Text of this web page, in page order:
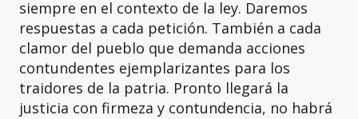
siempre en el contexto de la ley. Daremos
respuestas a cada petición. También a cada
clamor del pueblo que demanda acciones
contundentes ejemplarizantes para los
traidores de la patria. Pronto llegará la
justicia con firmeza y contundencia, no habrá